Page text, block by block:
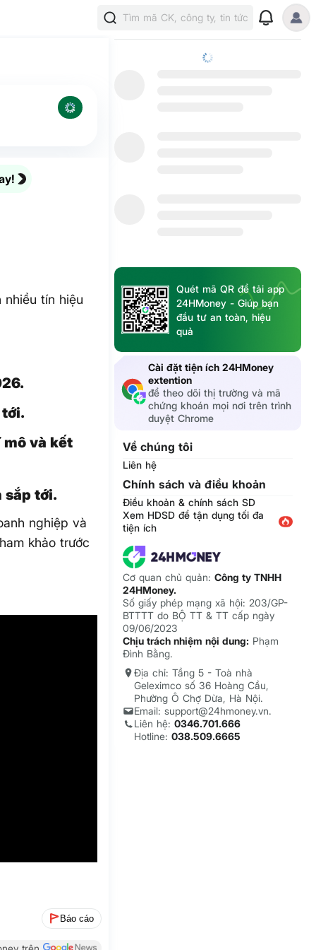
Tìm mã CK, công ty, tin tức
tín hiệu
và kết
sắp tới.
nghiệp và
khảo trước
Báo cáo
Quét mã QR để tải app
24HMoney - Giúp bạn
đầu tư an toàn, hiệu
quả
Cài đặt tiện ích 24HMoney
extention
để theo dõi thị trường và mã
chứng khoán mọi nơi trên trình
duyệt Chrome
Về chúng tôi
Liên hệ
Chính sách và điều khoản
Điều khoản & chính sách SD
Xem HDSD để tận dụng tối đa
tiện ích
Cơ quan chủ quản:Công ty TNHH
24HMoney.
Số giấy phép mạng xã hội: 203/GP-
BTTTT do BỘ TT & TT cấp ngày
09/06/2023
Chịu trách nhiệm nội dung: Phạm
Đình Bằng.
Địa chỉ: Tầng 5 - Toà nhà
Geleximco số 36 Hoàng Cầu,
Phường Ô Chợ Dừa, Hà Nội.
Email: support@24hmoney.vn.
Liên hệ:0346.701.666
Hotline:038.509.6665